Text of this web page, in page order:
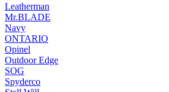
Leatherman
Mr.BLADE
Navy
ONTARIO
Opinel
Outdoor Edge
SOG
Spyderco